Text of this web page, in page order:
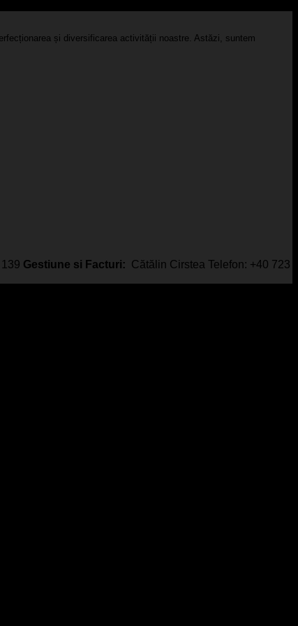
și diversificarea activității noastre. Astăzi, suntem
Gestiune si Facturi: Cătălin Cirstea Telefon: +40 723